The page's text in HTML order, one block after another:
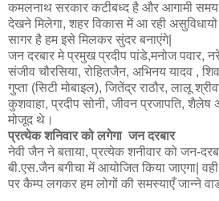
कमलनाथ सरकार कटीबध्द है और आगामी
देखने मिलेगा, शहर विकास में आ रही
सागर है हम इसे मिलकर सुंदर बनाएंगे|
जन दरबार मे प्रमुख प्रदीप पांडे,मनोज पवार,
संजीव चौरसिया, रोहितजैन, अभिनय यादव ,
गुप्ता (सिटी मोबाइल), जितेंद्र राठौर, लालू
कुशवाहा, प्रदीप सोनी, जीवन प्रजापति,
मोजूद थे।
प्रत्येक शनिवार को लगेगा जन दरबार
नेवी जैन ने बताया, प्रत्येक शनीवार को जन-
बी.एस.जैन बगीचा में आयोजित किया जाएगा|
पर कैम्प लगकर हम लोगों की समस्याएँ जान्ने